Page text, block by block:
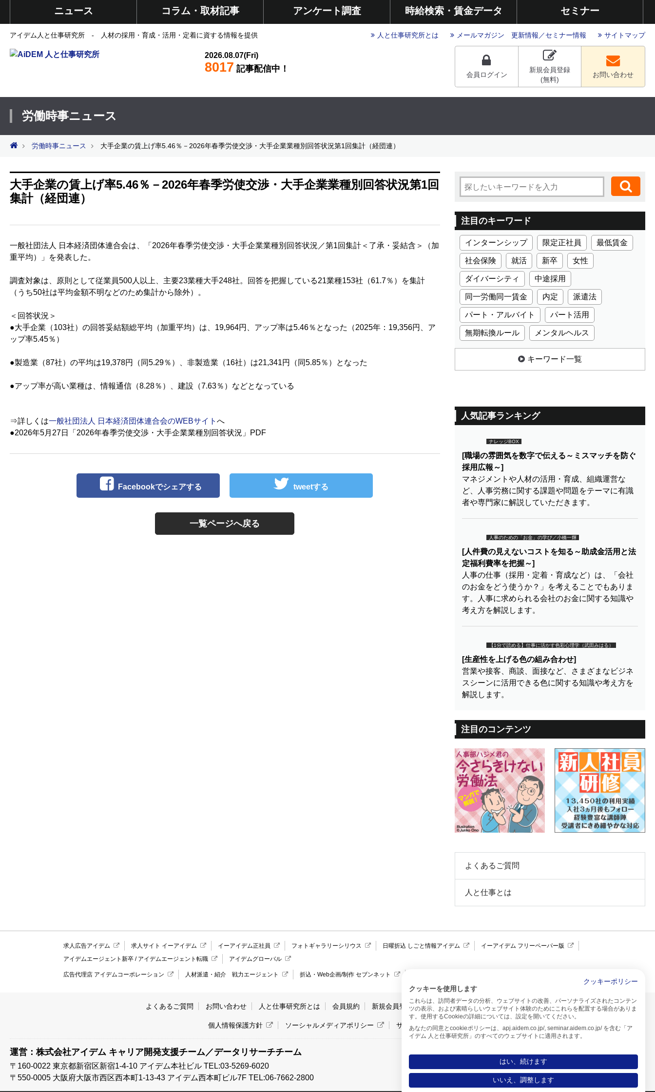
ニュース コラム・取材記事 アンケート調査 時給検索・賃金データ セミナー
アイデム人と仕事研究所 - 人材の採用・育成・活用・定着に資する情報を提供 人と仕事研究所とは メールマガジン 更新情報 ／セミナー情報 サイトマップ
2026.08.07(Fri)
8017 記事配信中！
会員ログイン
新規会員登録
(無料)
お問い合わせ
労働時事ニュース
労働時事ニュース 大手企業の賃上げ率5.46％－2026年春季労使交渉・大手企業業種別回答状況第1回集計（経団連）
大手企業の賃上げ率5.46％－2026年春季労使交渉・大手企業業種別回答状況第1回
集計（経団連）
一般社団法人 日本経済団体連合会は、「2026年春季労使交渉・大手企業業種別回答状況／第1回集計＜了承・妥結含＞（加
重平均）」を発表した。
調査対象は、原則として従業員500人以上、主要23業種大手248社。回答を把握している21業種153社（61.7％）を集計
（うち50社は平均金額不明などのため集計から除外）。
＜回答状況＞
●大手企業（103社）の回答妥結額総平均（加重平均）は、19,964円、アップ率は5.46％となった（2025年：19,356円、ア
ップ率5.45％）
●製造業（87社）の平均は19,378円（同5.29％）、非製造業（16社）は21,341円（同5.85％）となった
●アップ率が高い業種は、情報通信（8.28％）、建設（7.63％）などとなっている
⇒詳しくは一般社団法人 日本経済団体連合会のWEBサイト へ
●2026年5月27日「2026年春季労使交渉・大手企業業種別回答状況」PDF
Facebookでシェアする tweetする
一覧ページへ戻る
注目のキーワード
インターンシップ 限定正社員 最低賃金
社会保険 就活 新卒 女性
ダイバーシティ 中途採用
同一労働同一賃金 内定 派遣法
パート・アルバイト パート活用
無期転換ルール メンタルヘルス
キーワード一覧
人気記事ランキング
ナレッジBOX
[職場の雰囲気を数字で伝える～ミスマッチを防ぐ
採用広報～]
マネジメントや人材の活用・育成、組織運営な
ど、人事労務に関する課題や問題をテーマに有識
者や専門家に解説していただきます。
人事のための「お金」の学び／小橋一輝
[人件費の見えないコストを知る～助成金活用と法
定福利費率を把握～]
人事の仕事（採用・定着・育成など）は、「会社
のお金をどう使うか？」を考えることでもありま
す。人事に求められる会社のお金に関する知識や
考え方を解説します。
【1分で読める】仕事に活かす色彩心理学（武田みはる）
[生産性を上げる色の組み合わせ]
営業や接客、商談、面接など、さまざまなビジネ
スシーンに活用できる色に関する知識や考え方を
解説します。
注目のコンテンツ
よくあるご質問
人と仕事とは
求人広告アイデム 求人サイト イーアイデム イーアイデム正社員 フォトギャラリーシリウス 日曜折込 しごと情報アイデム
イーアイデム フリーペーパー版
アイデムエージェント新卒 / アイデムエージェント転職 アイデムグローバル
広告代理店 アイデムコーポレーション 人材派遣・紹介 戦力エージェント 折込・Web企画/制作 セブンネット
よくあるご質問 お問い合わせ 人と仕事研究所とは 会員規約 新規会員登録 サイトのご利用について
個人情報保護方針 ソーシャルメディアポリシー サイトマップ
運営：株式会社アイデム キャリア開発支援チーム／データリサーチチーム
〒160-0022 東京都新宿区新宿1-4-10 アイデム本社ビル TEL:03-5269-6020
〒550-0005 大阪府大阪市西区西本町1-13-43 アイデム西本町ビル7F TEL:06-7662-2800
クッキーポリシー
クッキーを使用します
これらは、訪問者データの分析、ウェブサイトの改善、パーソナライズされたコンテン
ツの表示、および素晴らしいウェブサイト体験のためにこれらを配置する場合がありま
す。使用するCookieの詳細については、設定を開いてください。
あなたの同意とcookieポリシーは、apj.aidem.co.jp/, seminar.aidem.co.jp/ を含む「ア
イデム 人と仕事研究所」のすべてのウェブサイトに適用されます。
はい、続けます
いいえ、調整します